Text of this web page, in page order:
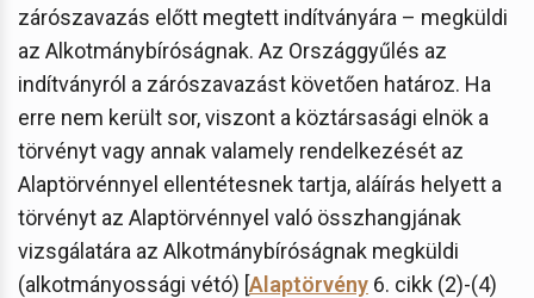
zárószavazás előtt megtett indítványára – megküldi
az Alkotmánybíróságnak. Az Országgyűlés az
indítványról a zárószavazást követően határoz. Ha
erre nem került sor, viszont a köztársasági elnök a
törvényt vagy annak valamely rendelkezését az
Alaptörvénnyel ellentétesnek tartja, aláírás helyett a
törvényt az Alaptörvénnyel való összhangjának
vizsgálatára az Alkotmánybíróságnak megküldi
(alkotmányossági vétó) [Alaptörvény 6. cikk (2)-(4)